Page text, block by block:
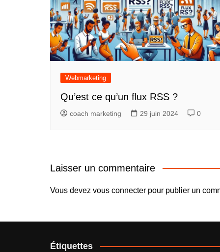
Webmarketing
Qu’est ce qu’un flux RSS ?
coach marketing 29 juin 2024 0
Laisser un commentaire
Vous devez vous connecter pour publier un
Étiquettes